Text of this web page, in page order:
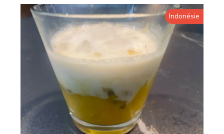
Indonésie